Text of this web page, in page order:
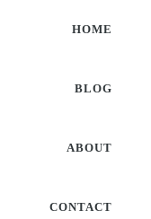
HOME
BLOG
ABOUT
CONTACT